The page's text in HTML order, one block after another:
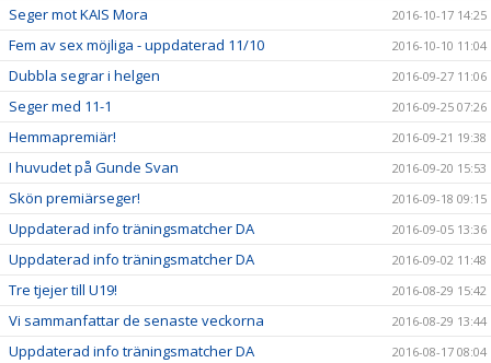
Seger mot KAIS Mora 2016-10-17 14:25
Fem av sex möjliga - uppdaterad 11/10 2016-10-10 11:04
Dubbla segrar i helgen 2016-09-27 11:06
Seger med 11-1 2016-09-25 07:26
Hemmapremiär! 2016-09-21 19:38
I huvudet på Gunde Svan 2016-09-20 15:53
Skön premiärseger! 2016-09-18 09:15
Uppdaterad info träningsmatcher DA 2016-09-05 13:36
Uppdaterad info träningsmatcher DA 2016-09-02 11:48
Tre tjejer till U19! 2016-08-29 15:42
Vi sammanfattar de senaste veckorna 2016-08-29 13:44
Uppdaterad info träningsmatcher DA 2016-08-17 08:04